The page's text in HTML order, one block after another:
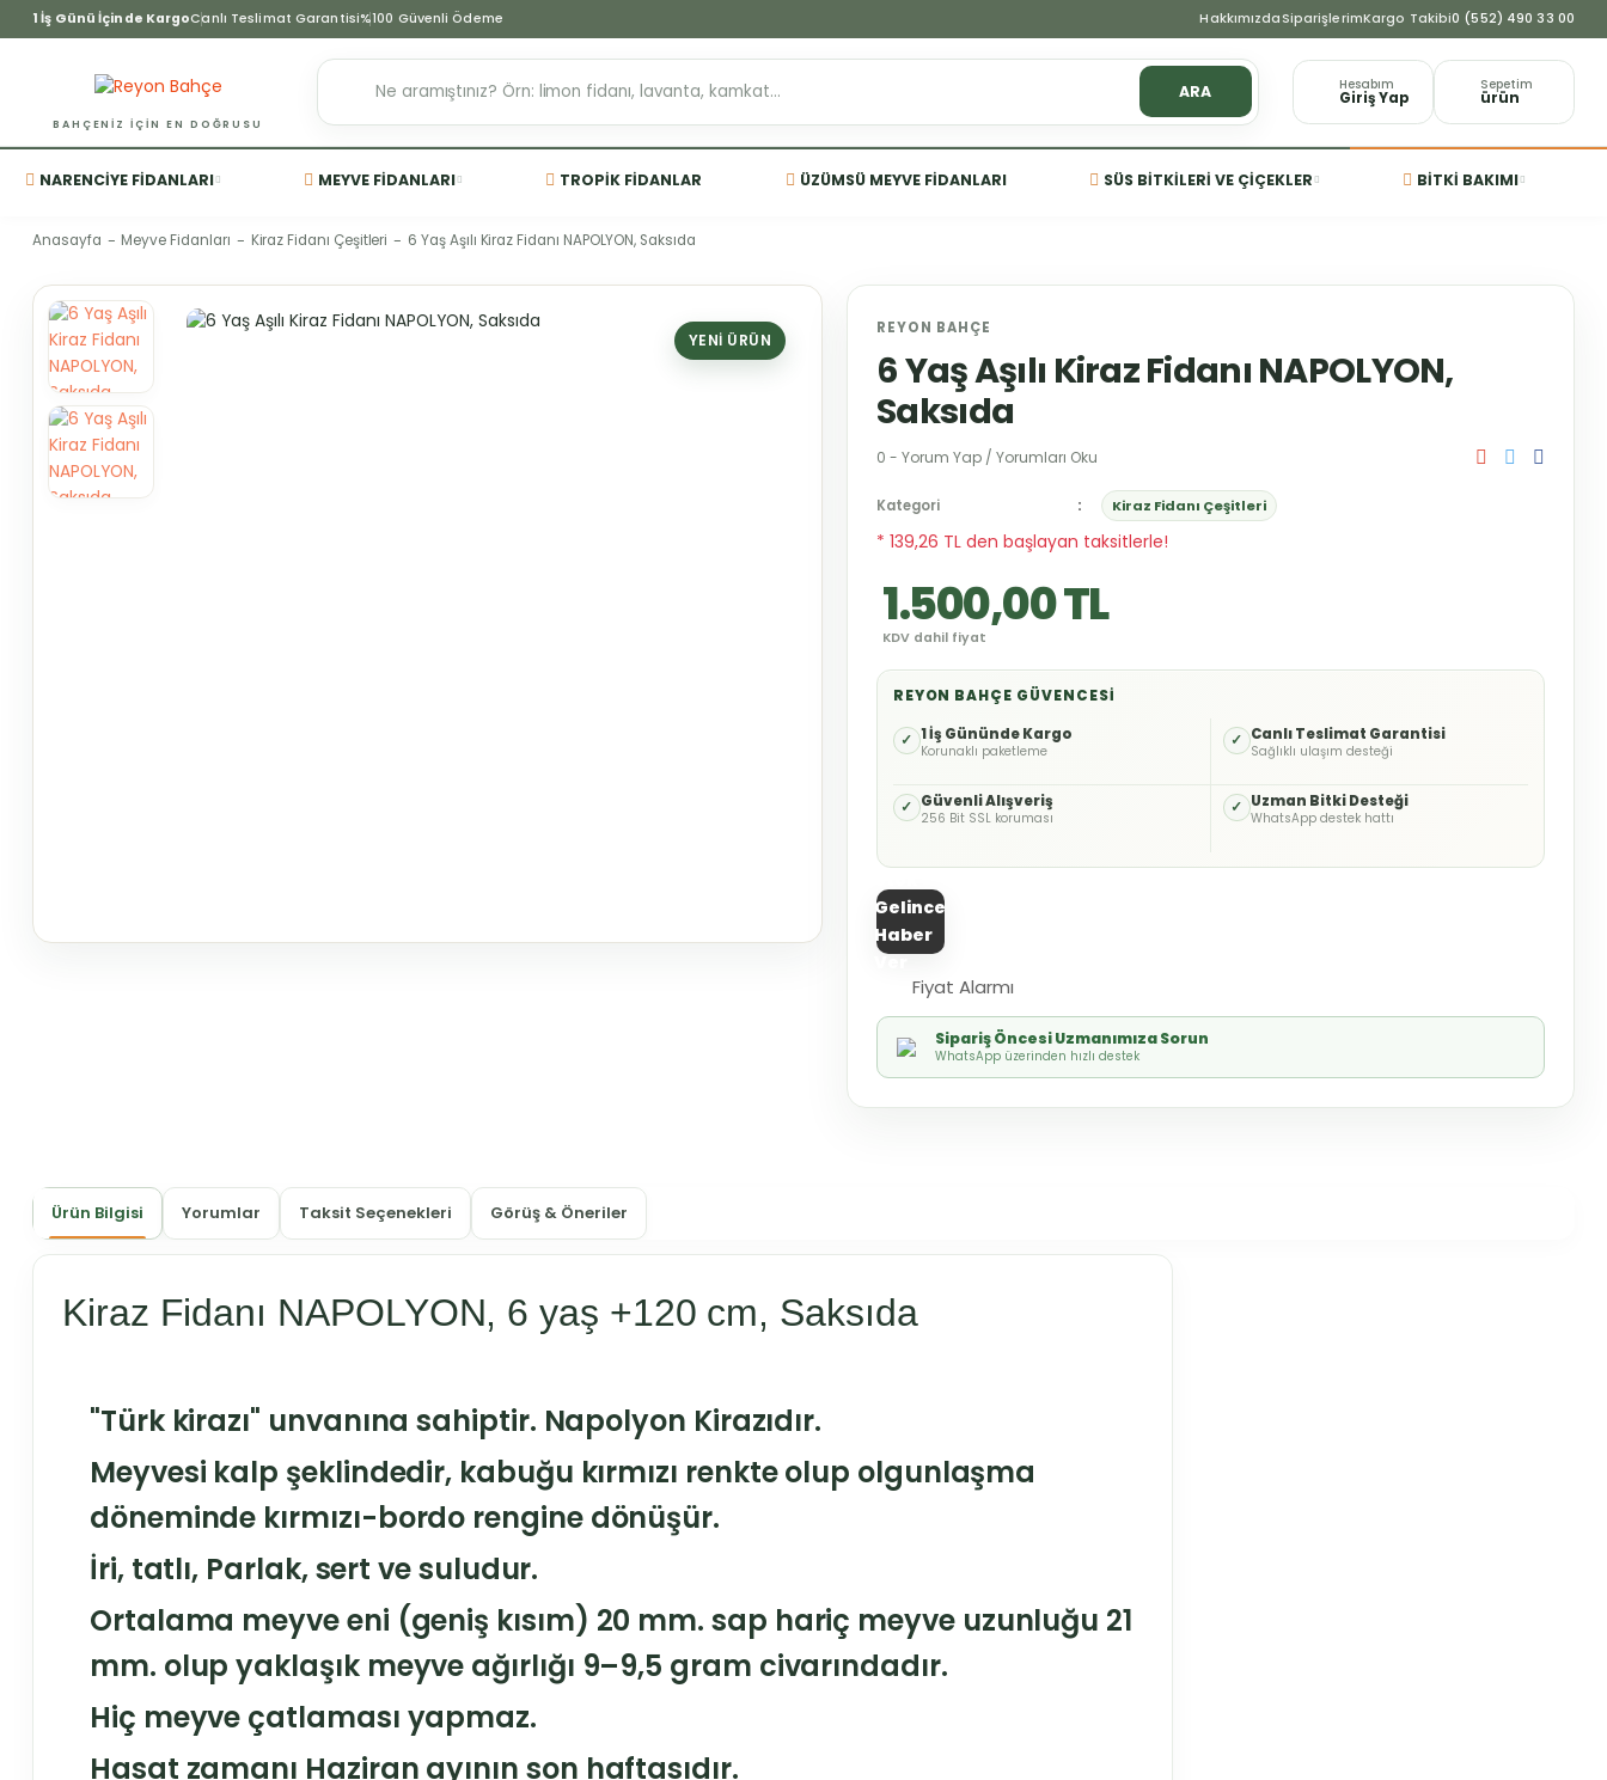
1 İş Günü İçinde KargoCanlı Teslimat Garantisi%100 Güvenli Ödeme Hakkımızda SiparişlerimKargo Takibi0 (552) 490 33 00
BAHÇENIZ IÇIN EN DOĞRUSU
ARA Hesabım
Giriş Yap
Sepetim
ürün
NARENCIYE FIDANLARI MEYVE FIDANLARI TROPIK FIDANLAR ÜZÜMSÜ MEYVE FIDANLARI SÜS BITKILERI VE ÇIÇEKLER BITKI BAKIMI
Anasayfa Meyve Fidanları Kiraz Fidanı Çeşitleri 6 Yaş Aşılı Kiraz Fidanı NAPOLYON, Saksıda
YENI ÜRÜN
REYON BAHÇE
6 Yaş Aşılı Kiraz Fidanı NAPOLYON,
Saksıda
0 - Yorum Yap / Yorumları Oku
Kategori Kiraz Fidanı Çeşitleri
* 139,26 TL den başlayan taksitlerle!
1.500,00 TL
KDV dahil fiyat
REYON BAHÇE GÜVENCESI
✓ 1 İş Gününde Kargo
Korunaklı paketleme
✓ Canlı Teslimat Garantisi
Sağlıklı ulaşım desteği
✓ Güvenli Alışveriş
256 Bit SSL koruması
✓ Uzman Bitki Desteği
WhatsApp destek hattı
Gelince
Haber
Ver
Fiyat Alarmı
Sipariş Öncesi Uzmanımıza Sorun
WhatsApp üzerinden hızlı destek
Ürün Bilgisi Yorumlar Taksit Seçenekleri Görüş & Öneriler
Kiraz Fidanı NAPOLYON, 6 yaş +120 cm, Saksıda
"Türk kirazı" unvanına sahiptir. Napolyon Kirazıdır.
Meyvesi kalp şeklindedir, kabuğu kırmızı renkte olup olgunlaşma
döneminde kırmızı-bordo rengine dönüşür.
İri, tatlı, Parlak, sert ve suludur.
Ortalama meyve eni (geniş kısım) 20 mm. sap hariç meyve uzunluğu 21
mm. olup yaklaşık meyve ağırlığı 9–9,5 gram civarındadır.
Hiç meyve çatlaması yapmaz.
Hasat zamanı Haziran ayının son haftasıdır.